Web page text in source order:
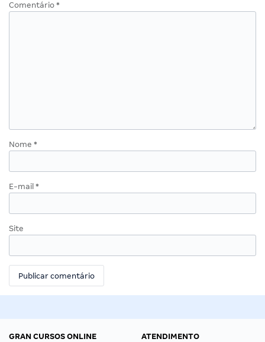
Comentário *
Nome *
E-mail *
Site
GRAN CURSOS ONLINE
ATENDIMENTO